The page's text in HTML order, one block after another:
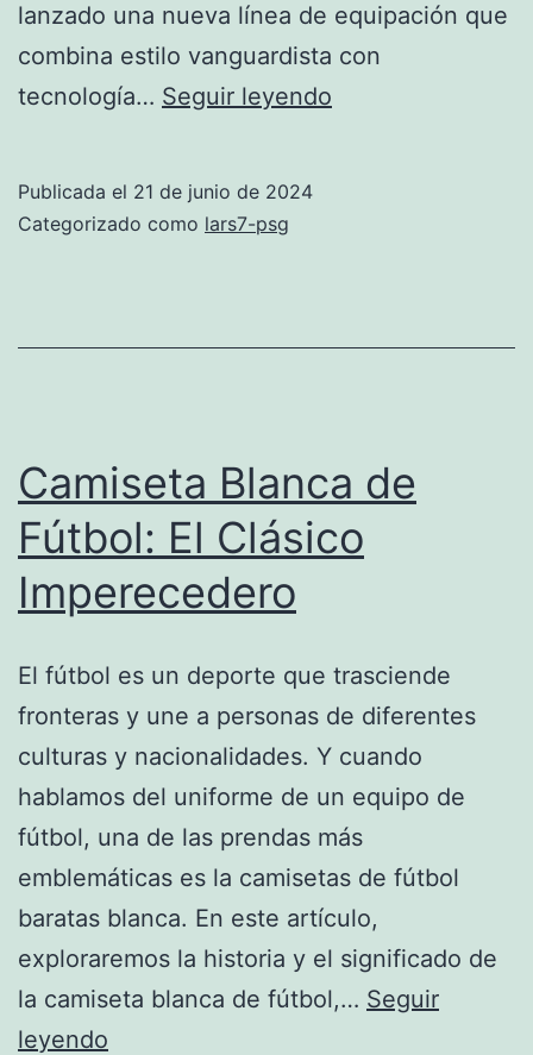
lanzado una nueva línea de equipación que
combina estilo vanguardista con
tecnología… Seguir leyendo
Publicada el 21 de junio de 2024
Categorizado como lars7-psg
Camiseta Blanca de
Fútbol: El Clásico
Imperecedero
El fútbol es un deporte que trasciende
fronteras y une a personas de diferentes
culturas y nacionalidades. Y cuando
hablamos del uniforme de un equipo de
fútbol, una de las prendas más
emblemáticas es la camisetas de fútbol
baratas blanca. En este artículo,
exploraremos la historia y el significado de
la camiseta blanca de fútbol,… Seguir
leyendo